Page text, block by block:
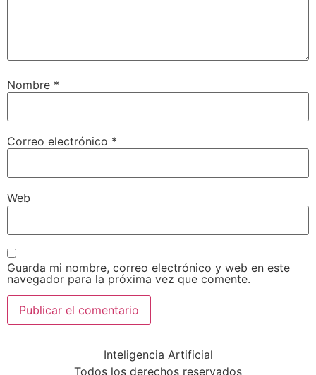
Nombre *
Correo electrónico *
Web
Guarda mi nombre, correo electrónico y web en este
navegador para la próxima vez que comente.
Inteligencia Artificial
Todos los derechos reservados